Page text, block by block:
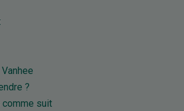
?
comme suit